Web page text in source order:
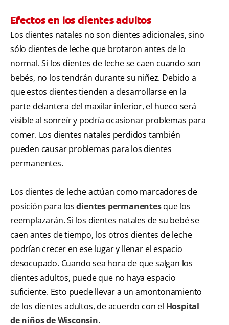
Efectos en los dientes adultos
Los dientes natales no son dientes adicionales, sino
sólo dientes de leche que brotaron antes de lo
normal. Si los dientes de leche se caen cuando son
bebés, no los tendrán durante su niñez. Debido a
que estos dientes tienden a desarrollarse en la
parte delantera del maxilar inferior, el hueco será
visible al sonreír y podría ocasionar problemas para
comer. Los dientes natales perdidos también
pueden causar problemas para los dientes
permanentes.
Los dientes de leche actúan como marcadores de
posición para losdientes permanentesque los
reemplazarán. Si los dientes natales de su bebé se
caen antes de tiempo, los otros dientes de leche
podrían crecer en ese lugar y llenar el espacio
desocupado. Cuando sea hora de que salgan los
dientes adultos, puede que no haya espacio
suficiente. Esto puede llevar a un amontonamiento
de los dientes adultos, de acuerdo con el Hospital
de niños de Wisconsin.